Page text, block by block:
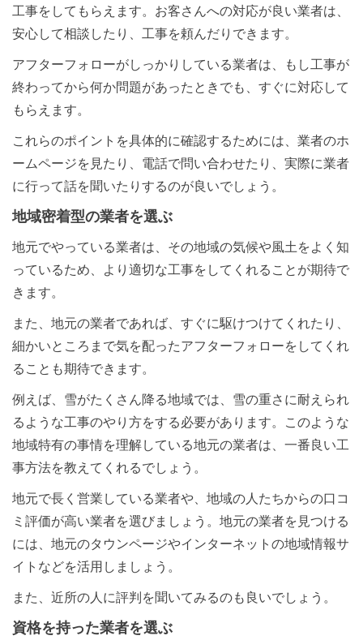
工事をしてもらえます。お客さんへの対応が良い業者は、
安心して相談したり、工事を頼んだりできます。
アフターフォローがしっかりしている業者は、もし工事が
終わってから何か問題があったときでも、すぐに対応して
もらえます。
これらのポイントを具体的に確認するためには、業者のホ
ームページを見たり、電話で問い合わせたり、実際に業者
に行って話を聞いたりするのが良いでしょう。
地域密着型の業者を選ぶ
地元でやっている業者は、その地域の気候や風土をよく知
っているため、より適切な工事をしてくれることが期待で
きます。
また、地元の業者であれば、すぐに駆けつけてくれたり、
細かいところまで気を配ったアフターフォローをしてくれ
ることも期待できます。
例えば、雪がたくさん降る地域では、雪の重さに耐えられ
るような工事のやり方をする必要があります。このような
地域特有の事情を理解している地元の業者は、一番良い工
事方法を教えてくれるでしょう。
地元で長く営業している業者や、地域の人たちからの口コ
ミ評価が高い業者を選びましょう。地元の業者を見つける
には、地元のタウンページやインターネットの地域情報サ
イトなどを活用しましょう。
また、近所の人に評判を聞いてみるのも良いでしょう。
資格を持った業者を選ぶ